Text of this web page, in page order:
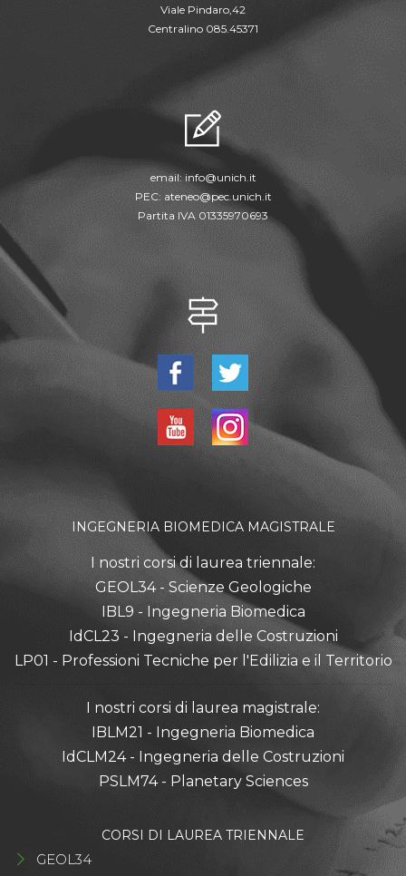
Viale Pindaro,42
Centralino 085.45371
email:info@unich.it
PEC: ateneo@pec.unich.it
Partita IVA 01335970693
INGEGNERIA BIOMEDICA MAGISTRALE
I nostri corsi di laurea triennale:
GEOL34 - Scienze Geologiche
IBL9 - Ingegneria Biomedica
IdCL23 - Ingegneria delle Costruzioni
LP01 - Professioni Tecniche per l'Edilizia e il Territorio
I nostri corsi di laurea magistrale:
IBLM21 - Ingegneria Biomedica
IdCLM24 - Ingegneria delle Costruzioni
PSLM74 - Planetary Sciences
CORSI DI LAUREA TRIENNALE
GEOL34